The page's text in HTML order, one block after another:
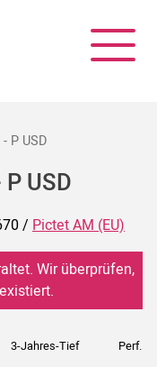
P USD
USD
/ Pictet AM (EU)
Wir überprüfen,
3-Jahres-Tief Perf. 5J